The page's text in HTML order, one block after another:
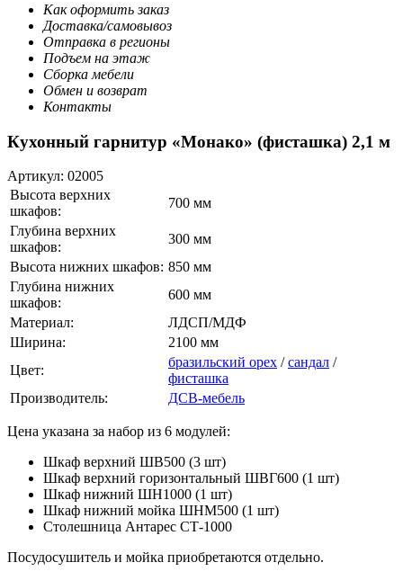
Как оформить заказ
Доставка/самовывоз
Отправка в регионы
Подъем на этаж
Сборка мебели
Обмен и возврат
Контакты
Кухонный гарнитур «Монако» (фисташка) 2,1 м
Артикул: 02005
Высота верхних
шкафов:
700 мм
Глубина верхних
шкафов:
300 мм
Высота нижних шкафов: 850 мм
Глубина нижних
шкафов:
600 мм
Материал:
ЛДСП/МДФ
Ширина:
2100 мм
Цвет:
бразильский орех /сандал /
фисташка
Производитель:
ДСВ-мебель
Цена указана за набор из 6 модулей:
Шкаф верхний ШВ500 (3 шт)
Шкаф верхний горизонтальный ШВГ600 (1 шт)
Шкаф нижний ШН1000 (1 шт)
Шкаф нижний мойка ШНМ500 (1 шт)
Столешница Антарес СТ-1000
Посудосушитель и мойка приобретаются отдельно.